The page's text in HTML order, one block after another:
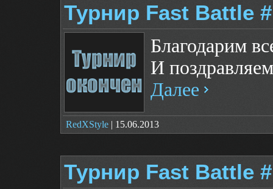
Турнир Fast Battle
Благодарим
И
Далее
RedXStyle | 15.06.2013
Турнир Fast Battle